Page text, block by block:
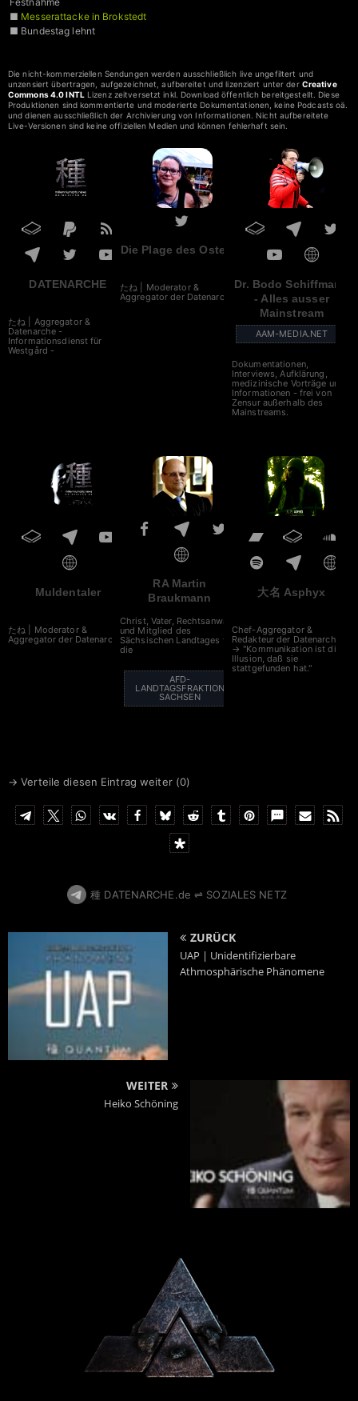
■ Messerattacke in Brokstedt
■ Bundestag lehnt
Chrupalla
Die nicht-kommerziellen Sendungen werden ausschließlich live ungefiltert und
unzensiert übertragen, aufgezeichnet, aufbereitet und lizenziert unter der Creative
Commons 4.0 INTL Lizenz zeitversetzt inkl. Download öffentlich bereitgestellt. Diese
Produktionen sind kommentierte und moderierte Dokumentationen, keine Podcasts oä.
und dienen ausschließlich der Archivierung von Informationen. Nicht aufbereitete
Live-Versionen sind keine offiziellen Medien und können fehlerhaft sein.
DATENARCHE
たね | Aggregator &
Datenarche -
Informationsdienst für
Westgård -
Die Plage des Ostens
たね | Moderator &
Aggregator der Datenarche
Dr. Bodo Schiffmann
- Alles ausser
Mainstream
AAM-MEDIA.NET
Dokumentationen,
Interviews, Aufklärung,
medizinische Vorträge und
Informationen - frei von
Zensur außerhalb des
Mainstreams.
Muldentaler
たね | Moderator &
Aggregator der Datenarche
RA Martin
Braukmann
Christ, Vater, Rechtsanwalt
und Mitglied des
Sächsischen Landtages für
die
AFD-
LANDTAGSFRAKTION
SACHSEN
大名 Asphyx
Chef-Aggregator &
Redakteur der Datenarche
→ "Kommunikation ist die
Illusion, daß sie
stattgefunden hat."
→ Verteile diesen Eintrag weiter (0)
種 DATENARCHE.de ⇌ SOZIALES NETZ
ZURÜCK
UAP | Unidentifizierbare
Athmosphärische Phänomene
WEITER
Heiko Schöning
Powered By :